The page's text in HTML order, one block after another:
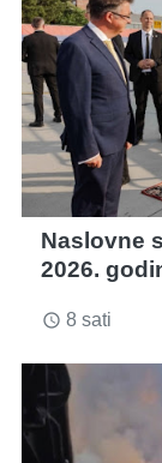
Naslovne
2026.
access_time 8 sati